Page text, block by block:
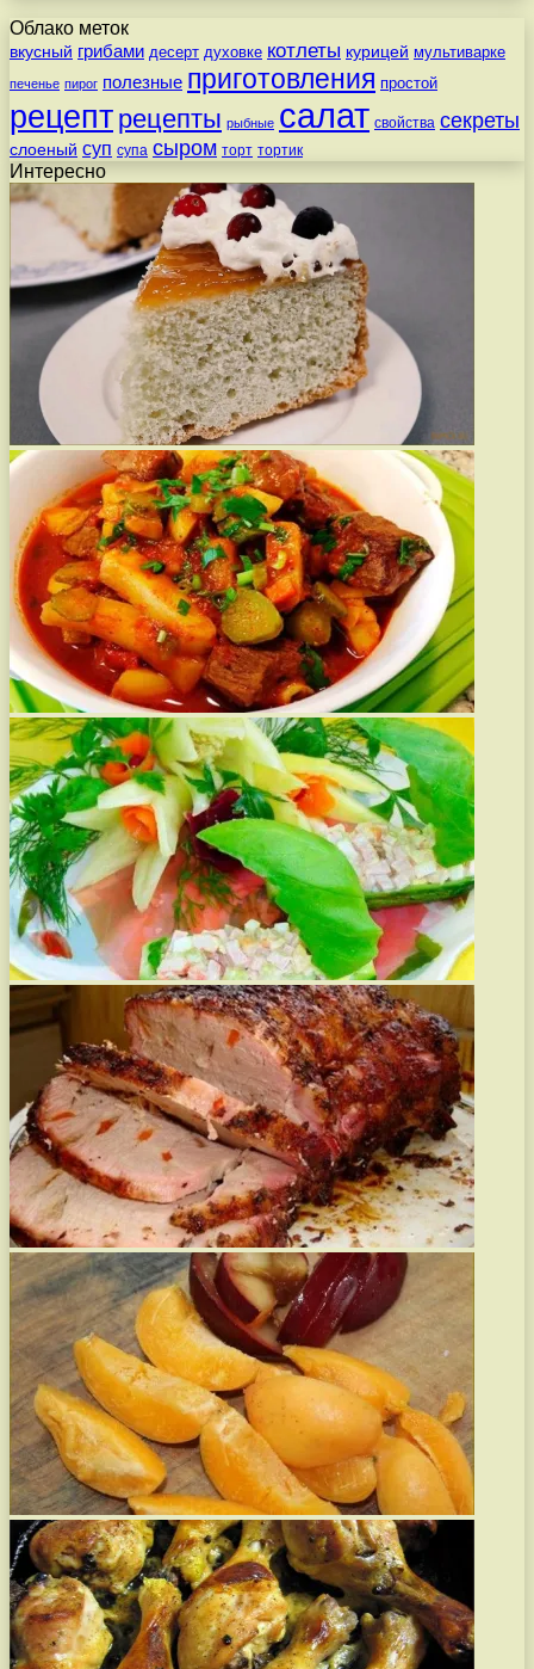
Облако меток
вкусный грибами десерт духовке котлеты курицей мультиварке
печенье пирог полезные приготовления простой
рецепт рецепты рыбные салат свойства секреты
слоеный суп супа сыром торт тортик
Интересно